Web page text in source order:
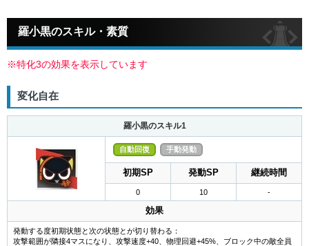
羅小黒のスキル・素質
※特化3の効果を表示しています
変化自在
羅小黒のスキル1
自動回復 手動発動
初期SP 発動SP 継続時間
0 10 -
効果
発動する度初期状態と次の状態とが切り替わる：
攻撃範囲が隣接4マスになり、攻撃速度+40、物理回避+45%、ブロック中の敵全員